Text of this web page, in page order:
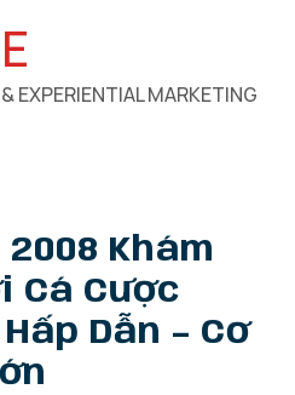
EXPERIENTIAL MARKETING
Khám
Cá Cược
Dẫn – Cơ